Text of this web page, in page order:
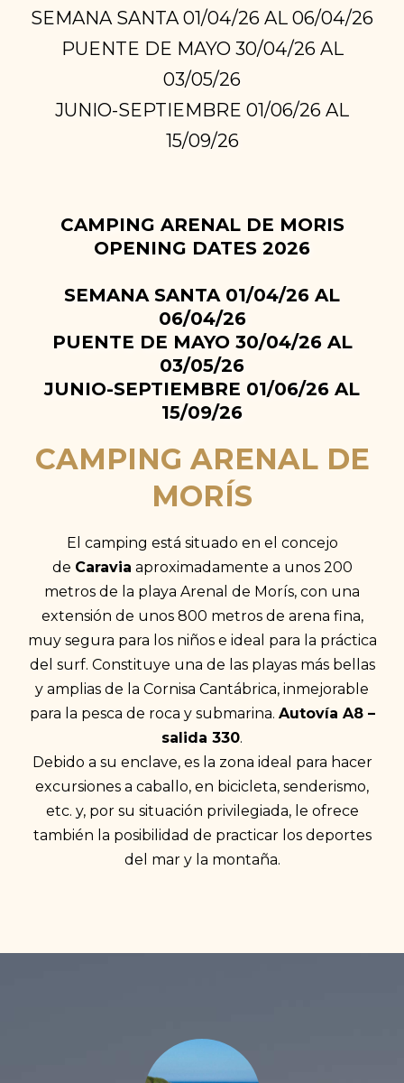
SEMANA SANTA 01/04/26 AL 06/04/26
PUENTE DE MAYO 30/04/26 AL
03/05/26
JUNIO-SEPTIEMBRE 01/06/26 AL
15/09/26
CAMPING ARENAL DE MORIS
OPENING DATES 2026
SEMANA SANTA 01/04/26 AL
06/04/26
PUENTE DE MAYO 30/04/26 AL
03/05/26
JUNIO-SEPTIEMBRE 01/06/26 AL
15/09/26
CAMPING ARENAL DE
MORÍS
El camping está situado en el concejo
de Caravia aproximadamente a unos 200
metros de la playa Arenal de Morís, con una
extensión de unos 800 metros de arena fina,
muy segura para los niños e ideal para la práctica
del surf. Constituye una de las playas más bellas
y amplias de la Cornisa Cantábrica, inmejorable
para la pesca de roca y submarina. Autovía A8 –
salida 330.
Debido a su enclave, es la zona ideal para hacer
excursiones a caballo, en bicicleta, senderismo,
etc. y, por su situación privilegiada, le ofrece
también la posibilidad de practicar los deportes
del mar y la montaña.